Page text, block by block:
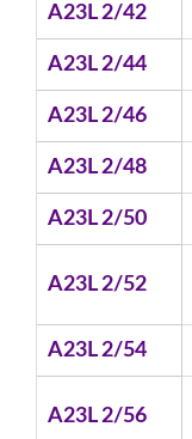
A23L 2/42
A23L 2/44
A23L 2/46
A23L 2/48
A23L 2/50
A23L 2/52
A23L 2/54
A23L 2/56